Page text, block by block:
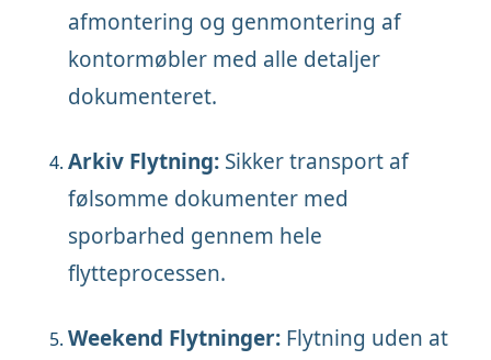
afmontering og genmontering af
kontormøbler med alle detaljer
dokumenteret.
Arkiv Flytning: Sikker transport af
følsomme dokumenter med
sporbarhed gennem hele
flytteprocessen.
Weekend Flytninger: Flytning uden at